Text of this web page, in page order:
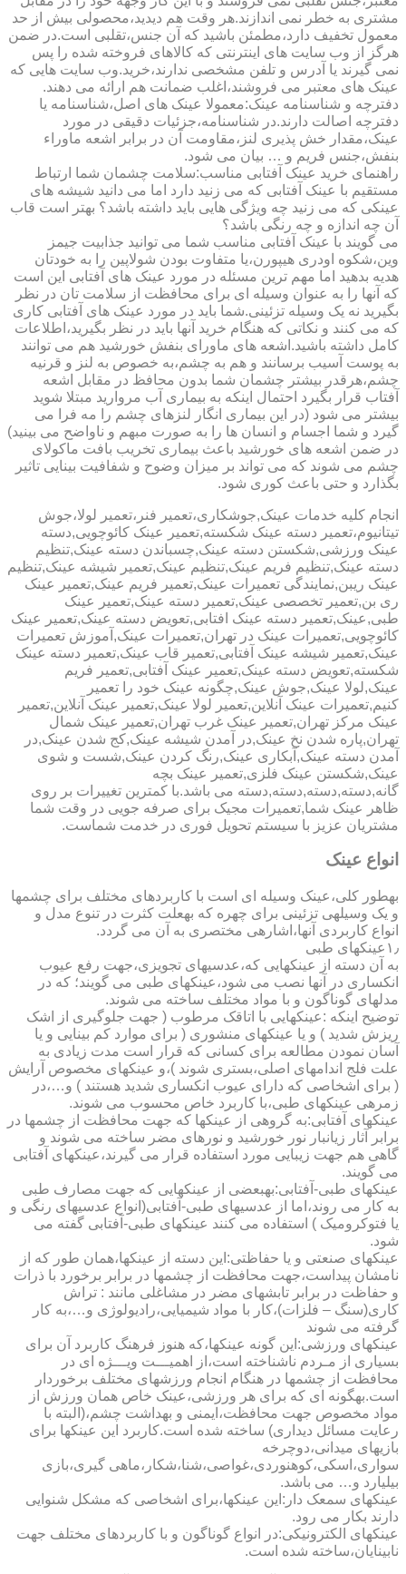
مشتری به خطر نمی اندازند.هر وقت هم دیدید،محصولی بیش از حد
معمول تخفیف دارد،مطمئن باشید که آن جنس،تقلبی است.در ضمن
هرگز از وب سایت های اینترنتی که کالاهای فروخته شده را پس
نمی گیرند یا آدرس و تلفن مشخصی ندارند،خرید.وب سایت هایی که
عینک های معتبر می فروشند،اغلب ضمانت هم ارائه می دهند.
دفترچه و شناسنامه عینک:معمولا عینک های اصل،شناسنامه یا
دفترچه اصالت دارند.در شناسنامه،جزئیات دقیقی در مورد
عینک،مقدار خش پذیری لنز،مقاومت آن در برابر اشعه ماوراء
بنفش،جنس فریم و … بیان می شود.
راهنمای خرید عینک آفتابی مناسب:سلامت چشمان شما ارتباط
مستقیم با عینک آفتابی که می زنید دارد اما می دانید شیشه های
عینکی که می زنید چه ویژگی هایی باید داشته باشد؟ بهتر است قاب
آن چه اندازه و چه رنگی باشد؟
می گویند با عینک آفتابی مناسب شما می توانید جذابیت جیمز
وین،شکوه اودری هیپورن،یا متفاوت بودن شولاپین را به خودتان
هدیه بدهید اما مهم ترین مسئله در مورد عینک های آفتابی این است
که آنها را به عنوان وسیله ای برای محافظت از سلامت تان در نظر
بگیرید نه یک وسیله تزئینی.شما باید در مورد عینک های آفتابی کاری
که می کنند و نکاتی که هنگام خرید آنها باید در نظر بگیرید،اطلاعات
کامل داشته باشید.اشعه های ماورای بنفش خورشید هم می توانند
به پوست آسیب برسانند و هم به چشم،به خصوص به لنز و قرنیه
چشم،هرقدر بیشتر چشمان شما بدون محافظ در مقابل اشعه
آفتاب قرار بگیرد احتمال اینکه به بیماری آب مروارید مبتلا شوید
بیشتر می شود (در این بیماری انگار لنزهای چشم را مه فرا می
گیرد و شما اجسام و انسان ها را به صورت مبهم و ناواضح می بینید)
در ضمن اشعه های خورشید باعث بیماری تخریب بافت ماکولای
چشم می شوند که می تواند بر میزان وضوح و شفافیت بینایی تاثیر
بگذارد و حتی باعث کوری شود.
انجام کلیه خدمات عینک,جوشکاری،تعمیر فنر،تعمیر لولا،جوش
تیتانیوم،تعمیر دسته عینک شکسته,تعمیر عینک کائوچویی,دسته
عینک ورزشی,شکستن دسته عینک,چسباندن دسته عینک,تنظیم
دسته عینک,تنظیم فریم عینک,تنظیم عینک,تعمیر شیشه عینک,تنظیم
عینک ریبن,نمایندگی تعمیرات عینک,تعمیر فریم عینک,تعمیر عینک
ری بن,تعمیر تخصصی عینک,تعمیر دسته عینک,تعمیر عینک
طبی,عینک,تعمیر دسته عینک افتابی,تعویض دسته عینک,تعمیر عینک
کائوچویی,تعمیرات عینک در تهران,تعمیرات عینک,آموزش تعمیرات
عینک,تعمیر شیشه عینک آفتابی,تعمیر قاب عینک,تعمیر دسته عینک
شکسته,تعویض دسته عینک,تعمیر عینک آفتابی,تعمیر فریم
عینک,لولا عینک,جوش عینک,چگونه عینک خود را تعمیر
کنیم,تعمیرات عینک آنلاین,تعمیر لولا عینک,تعمیر عینک آنلاین,تعمیر
عینک مرکز تهران,تعمیر عینک غرب تهران,تعمیر عینک شمال
تهران,پاره شدن نخ عینک,در آمدن شیشه عینک,کج شدن عینک,در
آمدن دسته عینک,آبکاری عینک,رنگ کردن عینک,شست و شوی
عینک,شکستن عینک فلزی,تعمیر عینک بچه
گانه,دسته,دسته,دسته,دسته می باشد.با کمترین تغییرات بر روی
ظاهر عینک شما,تعمیرات مجیک برای صرفه جویی در وقت شما
مشتریان عزیز با سیستم تحویل فوری در خدمت شماست.
انواع عینک
به­طور کلی،عینک وسیله ای است با کاربردهای مختلف برای چشمها
و یک وسیله­ی تزئینی برای چهره که به­علت کثرت در تنوع مدل و
انواع کاربردی آنها،اشاره­ی مختصری به آن می گردد.
۱٫عینکهای طبی
به آن دسته از عینکهایی که،عدسیهای تجویزی،جهت رفع عیوب
انکساری در آنها نصب می شود،عینکهای طبی می گویند؛ که در
مدلهای گوناگون و با مواد مختلف ساخته می شوند.
توضیح اینکه :عینکهایی با اتاقک مرطوب ( جهت جلوگیری از اشک
ریزش شدید ) و یا عینکهای منشوری ( برای موارد کم بینایی و یا
آسان نمودن مطالعه برای کسانی که قرار است مدت زیادی به
علت فلج اندامهای اصلی،بستری شوند )،و عینکهای مخصوص آرایش
( برای اشخاصی که دارای عیوب انکساری شدید هستند ) و…،در
زمره­ی عینکهای طبی،با کاربرد خاص محسوب می شوند.
عینکهای آفتابی:به گروهی از عینکها که جهت محافظت از چشمها در
برابر آثار زیانبار نور خورشید و نورهای مضر ساخته می شوند و
گاهی هم جهت زیبایی مورد استفاده قرار می گیرند،عینکهای آفتابی
می گویند.
عینکهای طبی-آفتابی:به­بعضی از عینکهایی که جهت مصارف طبی
به کار می روند،اما از عدسیهای طبی-آفتابی(انواع عدسیهای رنگی و
یا فتوکرومیک ) استفاده می کنند عینکهای طبی-آفتابی گفته می
شود.
عینکهای صنعتی و یا حفاظتی:این دسته از عینکها،همان طور که از
نامشان پیداست،جهت محافظت از چشمها در برابر برخورد با ذرات
و حفاظت در برابر تابشهای مضر در مشاغلی مانند : تراش
کاری(سنگ – فلزات)،کار با مواد شیمیایی،رادیولوژی و…،به کار
گرفته می شوند
عینکهای ورزشی:این گونه عینکها،که هنوز فرهنگ کاربرد آن برای
بسیاری از مـردم ناشناخته است،از اهمیـــت ویـــژه ای در
محافظت از چشمها در هنگام انجام ورزشهای مختلف برخوردار
است.به­گونه ای که برای هر ورزشی،عینک خاص همان ورزش از
مواد مخصوص جهت محافظت،ایمنی و بهداشت چشم،(البته با
رعایت مسائل دیداری) ساخته شده است.کاربرد این عینکها برای
بازیهای میدانی،دوچرخه
سواری،اسکی،کوهنوردی،غواصی،شنا،شکار،ماهی گیری،بازی
بیلیارد و… می باشد.
عینکهای سمعک دار:این عینکها،برای اشخاصی که مشکل شنوایی
دارند بکار می رود.
عینکهای الکترونیکی:در انواع گوناگون و با کاربردهای مختلف جهت
نابینایان،ساخته شده است.